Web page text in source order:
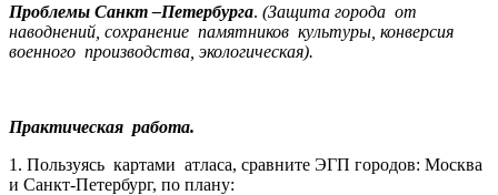
Проблемы Санкт –Петербурга. (Защита города от
наводнений, сохранение памятников культуры, конверсия
военного производства, экологическая).
Практическая работа.
1. Пользуясь картами атласа, сравните ЭГП городов: Москва
и Санкт-Петербург, по плану: